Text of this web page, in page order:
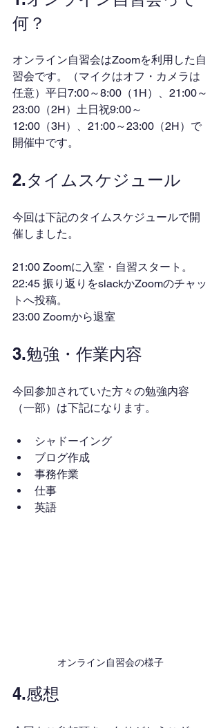
何？
オンライン自習会はZoomを利用した自
習会です。（マイクはオフ・カメラは
任意）平日7:00～8:00（1H）、21:00～
23:00（2H）土日祝9:00～
12:00（3H）、21:00～23:00（2H）で
開催中です。
2.タイムスケジュール
今回は下記のタイムスケジュールで開
催しました。
21:00 Zoomに入室・自習スタート。
22:45 振り返りをslackかZoomのチャッ
トへ投稿。
23:00 Zoomから退室
3.勉強・作業内容
今回参加されていた方々の勉強内容
（一部）は下記になります。
シャドーイング
ブログ作成
事務作業
仕事
英語
オンライン自習会の様子
4.感想